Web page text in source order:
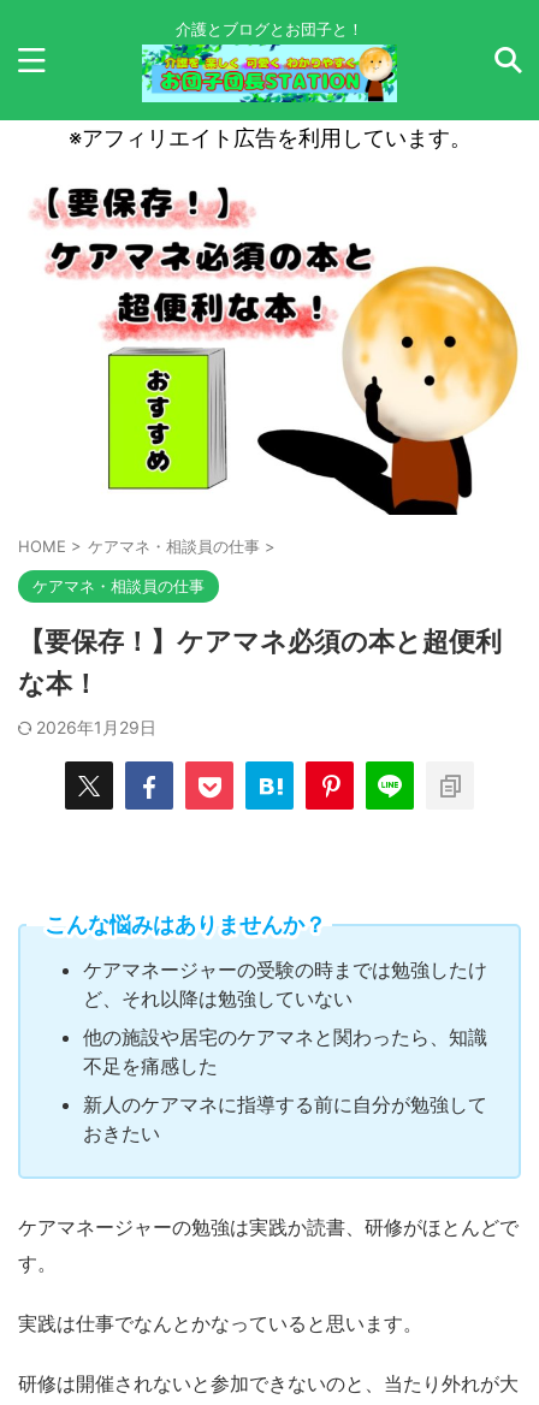
介護とブログとお団子と！
※アフィリエイト広告を利用しています。
HOME > ケアマネ・相談員の仕事 >
ケアマネ・相談員の仕事
【要保存！】ケアマネ必須の本と超便利
な本！
2026年1月29日
こんな悩みはありませんか？
ケアマネージャーの受験の時までは勉強したけ
ど、それ以降は勉強していない
他の施設や居宅のケアマネと関わったら、知識
不足を痛感した
新人のケアマネに指導する前に自分が勉強して
おきたい
ケアマネージャーの勉強は実践か読書、研修がほとんどで
す。
実践は仕事でなんとかなっていると思います。
研修は開催されないと参加できないのと、当たり外れが大